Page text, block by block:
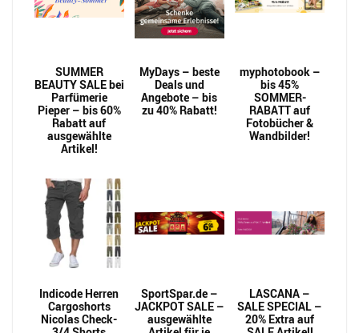
SUMMER
BEAUTY SALE bei
Parfümerie
Pieper – bis 60%
Rabatt auf
ausgewählte
Artikel!
MyDays – beste
Deals und
Angebote – bis
zu 40% Rabatt!
myphotobook –
bis 45%
SOMMER-
RABATT auf
Fotobücher &
Wandbilder!
Indicode Herren
Cargoshorts
Nicolas Check-
SportSpar.de –
JACKPOT SALE –
ausgewählte
LASCANA –
SALE SPECIAL –
20% Extra auf